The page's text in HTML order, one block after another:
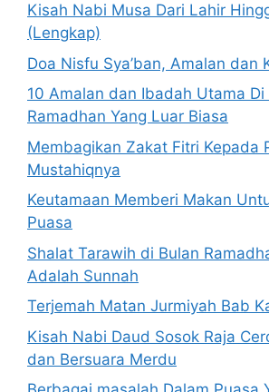
Kisah Nabi Musa Dari Lahir
(Lengkap)
Doa Nisfu Sya’ban, Amalan dan
10 Amalan dan Ibadah Utama Di
Ramadhan Yang Luar Biasa
Membagikan Zakat Fitri Kepada
Mustahiqnya
Keutamaan Memberi Makan
Puasa
Shalat Tarawih di Bulan
Adalah Sunnah
Terjemah Matan Jurmiyah Bab
Kisah Nabi Daud Sosok Raja
dan Bersuara Merdu